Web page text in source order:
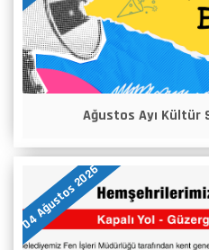
Ağustos Ayı
04 Ağustos 2026